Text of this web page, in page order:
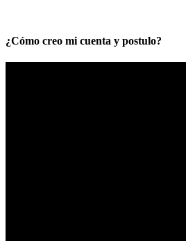
¿Cómo creo mi cuenta y postulo?